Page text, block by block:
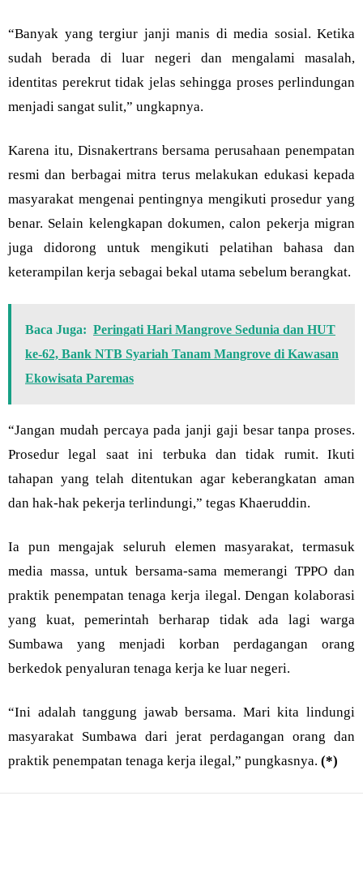
“Banyak yang tergiur janji manis di media sosial. Ketika
sudah berada di luar negeri dan mengalami masalah,
identitas perekrut tidak jelas sehingga proses perlindungan
menjadi sangat sulit,” ungkapnya.
Karena itu, Disnakertrans bersama perusahaan penempatan
resmi dan berbagai mitra terus melakukan edukasi kepada
masyarakat mengenai pentingnya mengikuti prosedur yang
benar. Selain kelengkapan dokumen, calon pekerja migran
juga didorong untuk mengikuti pelatihan bahasa dan
keterampilan kerja sebagai bekal utama sebelum berangkat.
Baca Juga: Peringati Hari Mangrove Sedunia dan HUT
ke-62, Bank NTB Syariah Tanam Mangrove di Kawasan
Ekowisata Paremas
“Jangan mudah percaya pada janji gaji besar tanpa proses.
Prosedur legal saat ini terbuka dan tidak rumit. Ikuti
tahapan yang telah ditentukan agar keberangkatan aman
dan hak-hak pekerja terlindungi,” tegas Khaeruddin.
Ia pun mengajak seluruh elemen masyarakat, termasuk
media massa, untuk bersama-sama memerangi TPPO dan
praktik penempatan tenaga kerja ilegal. Dengan kolaborasi
yang kuat, pemerintah berharap tidak ada lagi warga
Sumbawa yang menjadi korban perdagangan orang
berkedok penyaluran tenaga kerja ke luar negeri.
“Ini adalah tanggung jawab bersama. Mari kita lindungi
masyarakat Sumbawa dari jerat perdagangan orang dan
praktik penempatan tenaga kerja ilegal,” pungkasnya. (*)